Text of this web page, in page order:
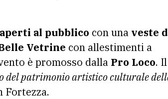
aperti al pubblico con una veste
Vetrine con allestimenti a
è promosso dalla Pro Loco. Il
del patrimonio artistico culturale
Fortezza.